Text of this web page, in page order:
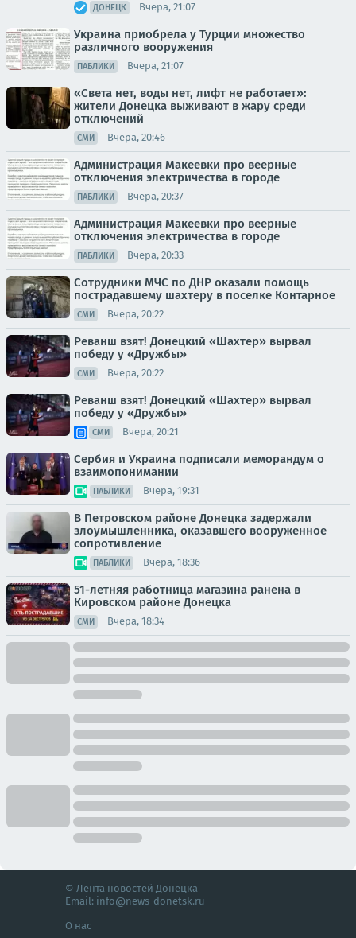
ДОНЕЦК Вчера, 21:07
Украина приобрела у Турции множество
различного вооружения
ПАБЛИКИ Вчера, 21:07
«Света нет, воды нет, лифт не работает»:
жители Донецка выживают в жару среди
отключений
СМИ Вчера, 20:46
Администрация Макеевки про веерные
отключения электричества в городе
ПАБЛИКИ Вчера, 20:37
Администрация Макеевки про веерные
отключения электричества в городе
ПАБЛИКИ Вчера, 20:33
Сотрудники МЧС по ДНР оказали помощь
пострадавшему шахтеру в поселке Контарное
СМИ Вчера, 20:22
Реванш взят! Донецкий «Шахтер» вырвал
победу у «Дружбы»
СМИ Вчера, 20:22
Реванш взят! Донецкий «Шахтер» вырвал
победу у «Дружбы»
СМИ Вчера, 20:21
Сербия и Украина подписали меморандум о
взаимопонимании
ПАБЛИКИ Вчера, 19:31
В Петровском районе Донецка задержали
злоумышленника, оказавшего вооруженное
сопротивление
ПАБЛИКИ Вчера, 18:36
51-летняя работница магазина ранена в
Кировском районе Донецка
СМИ Вчера, 18:34
© Лента новостей Донецка
Email: info@news-donetsk.ru
О нас